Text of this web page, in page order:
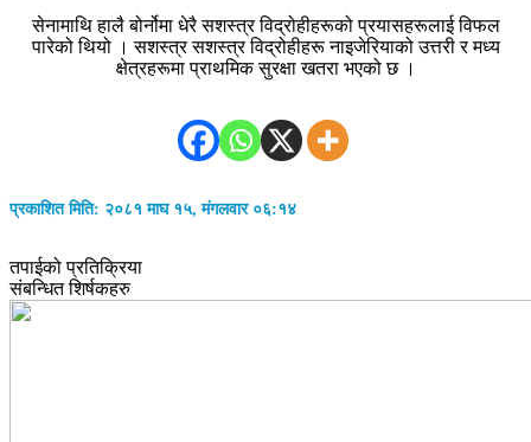
सेनामाथि हालै बोर्नोमा धेरै सशस्त्र विद्रोहीहरूको प्रयासहरूलाई विफल
पारेको थियो । सशस्त्र सशस्त्र विद्रोहीहरू नाइजेरियाको उत्तरी र मध्य
क्षेत्रहरूमा प्राथमिक सुरक्षा खतरा भएको छ ।
प्रकाशित मिति: २०८१ माघ १५, मंगलवार ०६:१४
तपाईको प्रतिक्रिया
संबन्धित शिर्षकहरु